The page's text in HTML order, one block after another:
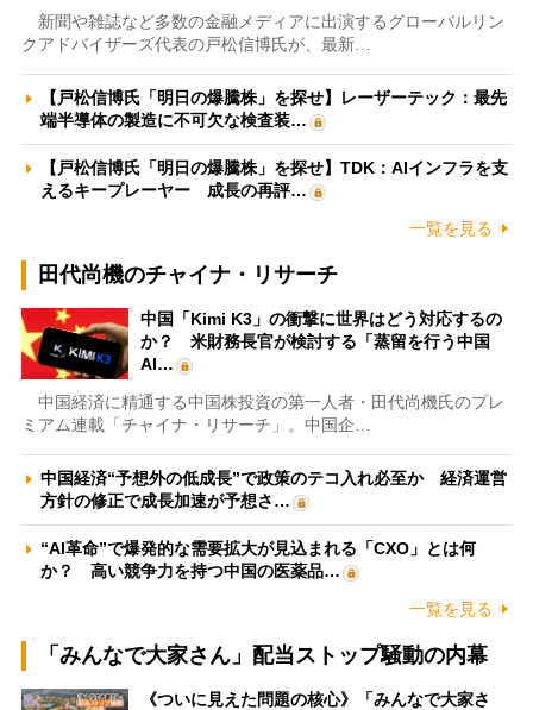
新聞や雑誌など多数の金融メディアに出演するグローバルリン
クアドバイザーズ代表の戸松信博氏が、最新…
【戸松信博氏「明日の爆騰株」を探せ】レーザーテック：最先
端半導体の製造に不可欠な検査装…
【戸松信博氏「明日の爆騰株」を探せ】TDK：AIインフラを支
えるキープレーヤー 成長の再評…
一覧を見る
田代尚機のチャイナ・リサーチ
中国「Kimi K3」の衝撃に世界はどう対応するの
か？ 米財務長官が検討する「蒸留を行う中国
AI…
中国経済に精通する中国株投資の第一人者・田代尚機氏のプレ
ミアム連載「チャイナ・リサーチ」。中国企…
中国経済“予想外の低成長”で政策のテコ入れ必至か 経済運営
方針の修正で成長加速が予想さ…
“AI革命”で爆発的な需要拡大が見込まれる「CXO」とは何
か？ 高い競争力を持つ中国の医薬品…
一覧を見る
「みんなで大家さん」配当ストップ騒動の内幕
《ついに見えた問題の核心》「みんなで大家さ